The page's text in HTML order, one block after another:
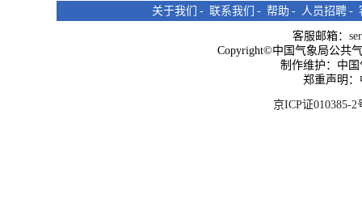
关于我们 - 联系我们 - 帮助 - 人员招聘 -
客服邮箱：
Copyright©中国气象局公共
制作维护：中
郑重声明
京ICP证010385-2